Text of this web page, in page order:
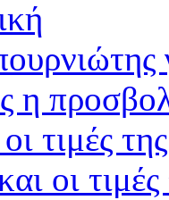
η
τιμές
οι